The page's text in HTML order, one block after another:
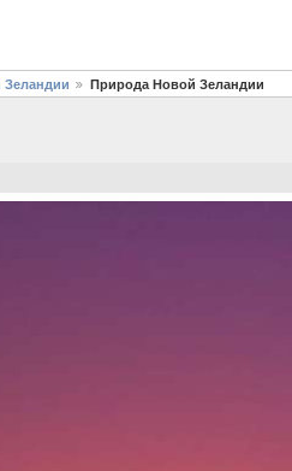
Природа Новой Зеландии